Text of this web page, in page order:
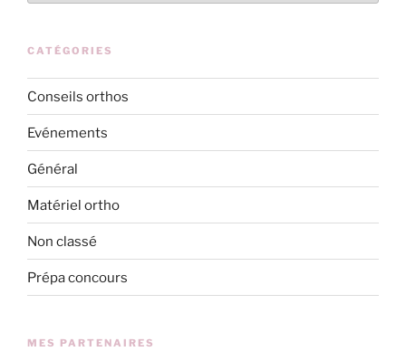
CATÉGORIES
Conseils orthos
Evénements
Général
Matériel ortho
Non classé
Prépa concours
MES PARTENAIRES